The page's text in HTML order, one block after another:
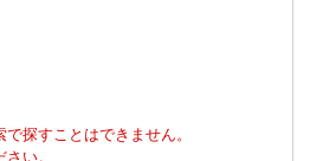
探すことはできません。
い。